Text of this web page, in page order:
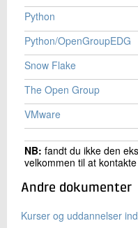
Python
Python/OpenGroupEDG
Snow Flake
The Open Group
VMware
NB: fandt du ikke den
velkommen til at
Andre dokumenter
Kurser og uddannelser